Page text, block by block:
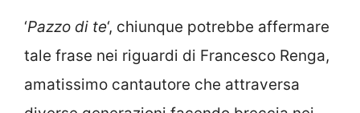
‘Pazzo di te‘, chiunque potrebbe affermare
tale frase nei riguardi di Francesco Renga,
amatissimo cantautore che attraversa